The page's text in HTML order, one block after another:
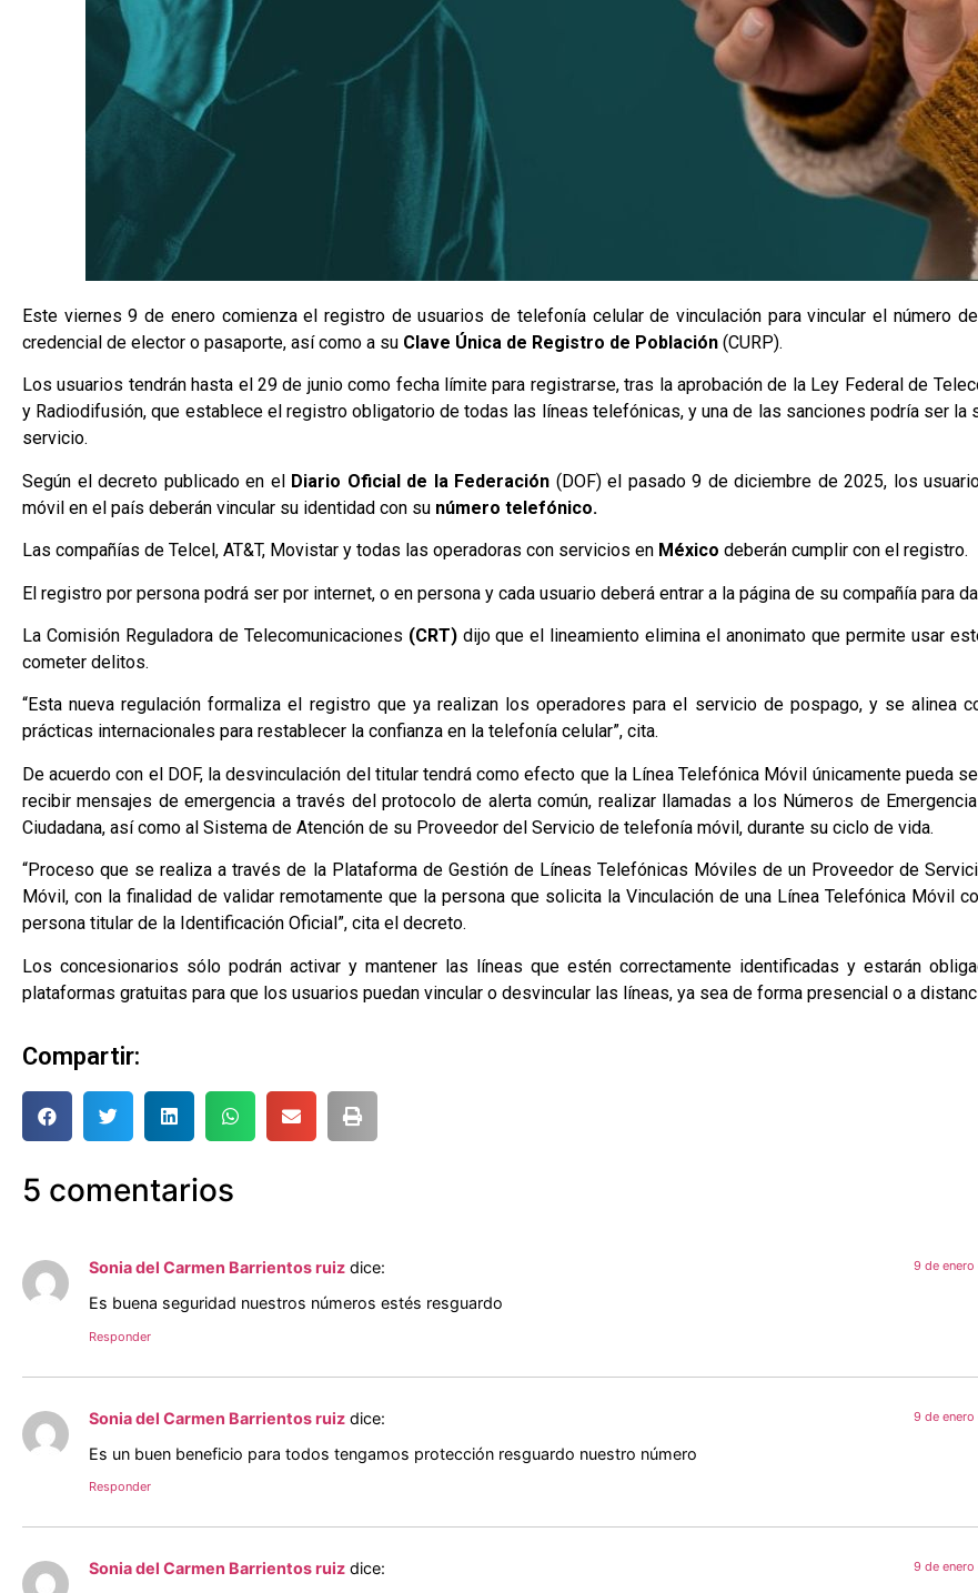
Este viernes 9 de enero comienza el registro de usuarios de telefonía celular de vinculación para vincular el número
credencial de elector o pasaporte, así como a su Clave Única de Registro de Población (CURP).
Los usuarios tendrán hasta el 29 de junio como fecha límite para registrarse, tras la aprobación de la Ley Federal de
y Radiodifusión, que establece el registro obligatorio de todas las líneas telefónicas, y una de las sanciones podría ser la
servicio.
Según el decreto publicado en el Diario Oficial de la Federación (DOF) el pasado 9 de diciembre de 2025, los
móvil en el país deberán vincular su identidad con su número telefónico.
Las compañías de Telcel, AT&T, Movistar y todas las operadoras con servicios en México deberán cumplir con el registro.
El registro por persona podrá ser por internet, o en persona y cada usuario deberá entrar a la página de su compañía para
La Comisión Reguladora de Telecomunicaciones (CRT) dijo que el lineamiento elimina el anonimato que permite usar
cometer delitos.
“Esta nueva regulación formaliza el registro que ya realizan los operadores para el servicio de pospago, y se alinea
prácticas internacionales para restablecer la confianza en la telefonía celular”, cita.
De acuerdo con el DOF, la desvinculación del titular tendrá como efecto que la Línea Telefónica Móvil únicamente pueda
recibir mensajes de emergencia a través del protocolo de alerta común, realizar llamadas a los Números de
Ciudadana, así como al Sistema de Atención de su Proveedor del Servicio de telefonía móvil, durante su ciclo de vida.
“Proceso que se realiza a través de la Plataforma de Gestión de Líneas Telefónicas Móviles de un Proveedor de
Móvil, con la finalidad de validar remotamente que la persona que solicita la Vinculación de una Línea Telefónica Móvil
persona titular de la Identificación Oficial”, cita el decreto.
Los concesionarios sólo podrán activar y mantener las líneas que estén correctamente identificadas y estarán
plataformas gratuitas para que los usuarios puedan vincular o desvincular las líneas, ya sea de forma presencial o a
Compartir:
5 comentarios
Sonia del Carmen Barrientos ruiz dice: 9 de
Es buena seguridad nuestros números estés resguardo
Responder
Sonia del Carmen Barrientos ruiz dice: 9 de
Es un buen beneficio para todos tengamos protección resguardo nuestro número
Responder
Sonia del Carmen Barrientos ruiz dice: 9 de